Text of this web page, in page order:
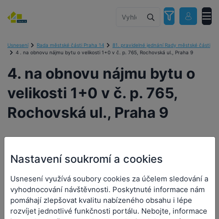
Usnesení Rada městské části Praha 14
81. pravidelné jednání Rady městské části
4 . na obnovu nájmu bytu o velikosti 1+0 v č. p. 765, Rochovská ul., Praha 9
4. na obnovu nájmu bytu o
velikosti 1+0 v č. p. 765,
Rochovská ul., Praha 9
4. na obnovu nájmu bytu o
velikosti 1+0 v č. p. 765,
Rochovská ul., Praha 9
Nastavení soukromí a cookies
Usnesení využívá soubory cookies za účelem sledování a
vyhodnocování návštěvnosti. Poskytnuté informace nám
pomáhají zlepšovat kvalitu nabízeného obsahu i lépe
rozvíjet jednotlivé funkčnosti portálu. Nebojte, informace